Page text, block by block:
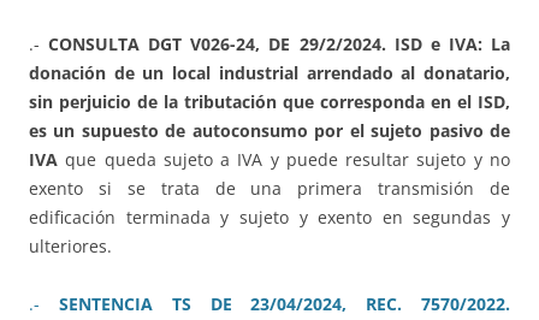
.-CONSULTA DGT V026-24, DE 29/2/2024. ISD e IVA: La
donación de un local industrial arrendado al donatario,
sin perjuicio de la tributación que corresponda en el ISD,
es un supuesto de autoconsumo por el sujeto pasivo de
IVA que queda sujeto a IVA y puede resultar sujeto y no
exento si se trata de una primera transmisión de
edificación terminada y sujeto y exento en segundas y
ulteriores.
.- SENTENCIA TS DE 23/04/2024, REC. 7570/2022.